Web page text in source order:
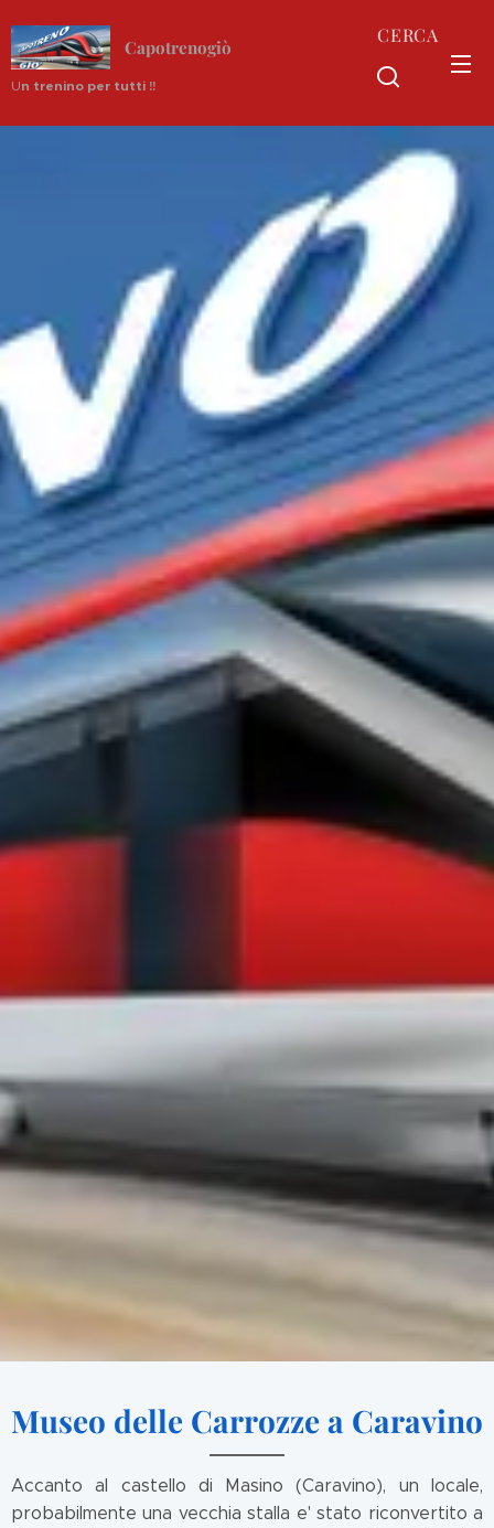
Capotrenogiò
Un trenino per tutti !!
CERCA
Museo delle Carrozze a Caravino
Accanto al castello di Masino (Caravino), un locale,
probabilmente una vecchia stalla e' stato riconvertito a